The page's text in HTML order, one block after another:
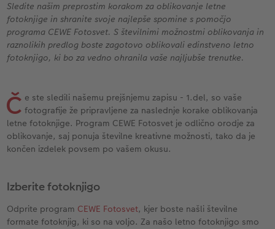
Vzorčne fotoknjige strank
Deluje takole
Otroška CEWE FOTOKNJIGA
Zbirka Art Collection
Nature fotografije
Velikost fotografije
Premium poster
Art fotografije
Normalna obdelava fotografij
Škatle za shranjevanje fotografij
Paketi fotografij
Fotonalepke
Fotografija na aluminiju, direkten natis
Galerijski tisk
Fotografija na penasti podlagi
Poročna tabla dobrodošlice
Letvica za poster
Hexxas
Fotografija na lesu
Večdelna dekoracija sten
Voščilnice
Svet hišnih ljubljenčkov
Izdelki za šolo in pisarno
Darilne fotoskatle
Tekstil
Umetniške fotografije
Fotokoledarji
Otroška CEWE FOTOKNJIGA
Ideje za unikatna darila
Ideje za darila za vaše najdražje
Potovanje
Poroka
Sledite našim preprostim korakom za oblikovanje letne
fotoknjige in shranite svoje najlepše spomine s pomočjo
programa CEWE Fotosvet. S številnimi možnostmi oblikovanja in
raznolikih predlog boste zagotovo oblikovali edinstveno letno
fotoknjigo, ki bo za vedno ohranila vaše najljubše trenutke.
Č e ste sledili našemu prejšnjemu zapisu - 1.del, so vaše
fotografije že pripravljene za naslednje korake oblikovanja
letne fotoknjige. Program CEWE Fotosvet je odlično orodje za
oblikovanje, saj ponuja številne kreativne možnosti, tako da je
končen izdelek povsem po vašem okusu.
Izberite fotoknjigo
Odprite program CEWE Fotosvet, kjer boste našli številne
formate fotoknjig, ki so na voljo. Za našo letno fotoknjigo smo